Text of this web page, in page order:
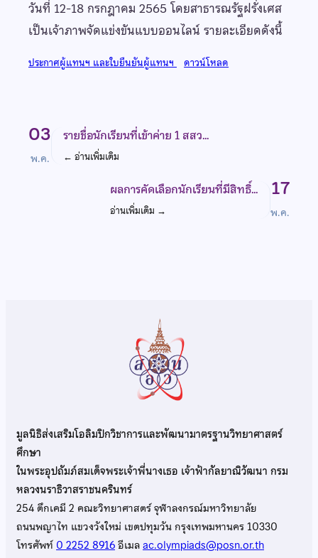
วันที่ 12-18 กรกฎาคม 2565 โดยสาธารณรัฐฝรั่งเศส
เป็นเจ้าภาพจัดแข่งขันแบบออนไลน์ รายละเอียดดังนี้
ประกาศผู้แทนฯ และใบยืนยันผู้แทนฯ ดาวน์โหลด
03
พ.ค.
รายชื่อนักเรียนที่เข้าค่าย 1 สสว…
← อ่านเพิ่มเติม
17
พ.ค.
ผลการคัดเลือกนักเรียนที่มีสิทธิ์…
อ่านเพิ่มเติม →
มูลนิธิส่งเสริมโอลิมปิกวิชาการและพัฒนามาตรฐานวิทยาศาสตร์
ศึกษา
ในพระอุปถัมภ์สมเด็จพระเจ้าพี่นางเธอ เจ้าฟ้ากัลยาณิวัฒนา กรม
หลวงนราธิวาสราชนครินทร์
254 ตึกเคมี 2 คณะวิทยาศาสตร์ จุฬาลงกรณ์มหาวิทยาลัย
ถนนพญาไท แขวงวังใหม่ เขตปทุมวัน กรุงเทพมหานคร 10330
โทรศัพท์0 2252 8916อีเมลac.olympiads@posn.or.th